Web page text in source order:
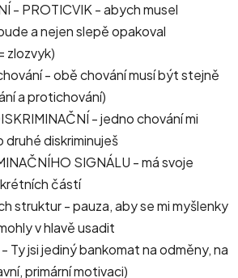
- PROTICVIK - abych musel
a nejen slepě opakoval
zlozvyk)
- obě chování musí být stejně
a protichování)
- jedno chování mi
druhé diskriminuješ
SIGNÁLU - má svoje
částí
struktur - pauza, aby se mi myšlenky
v hlavě usadit
Ty jsi jediný bankomat na odměny, na
primární motivaci)